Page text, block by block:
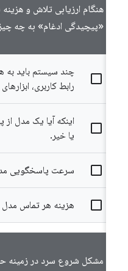
هنگام ارزیابی تلاش و هزینه
«پیچیدگی ادغام» به چه چیزی
رابط کاربری،
اینکه آیا یک مدل از
یا خیر.
سرعت پاسخگویی مدل
هزینه هر تماس مدل
مشکل شروع سرد در زمینه